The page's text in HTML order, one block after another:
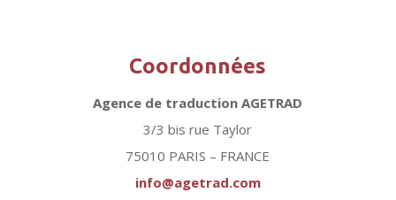
Coordonnées
Agence de traduction AGETRAD
3/3 bis rue Taylor
75010 PARIS – FRANCE
info@agetrad.com